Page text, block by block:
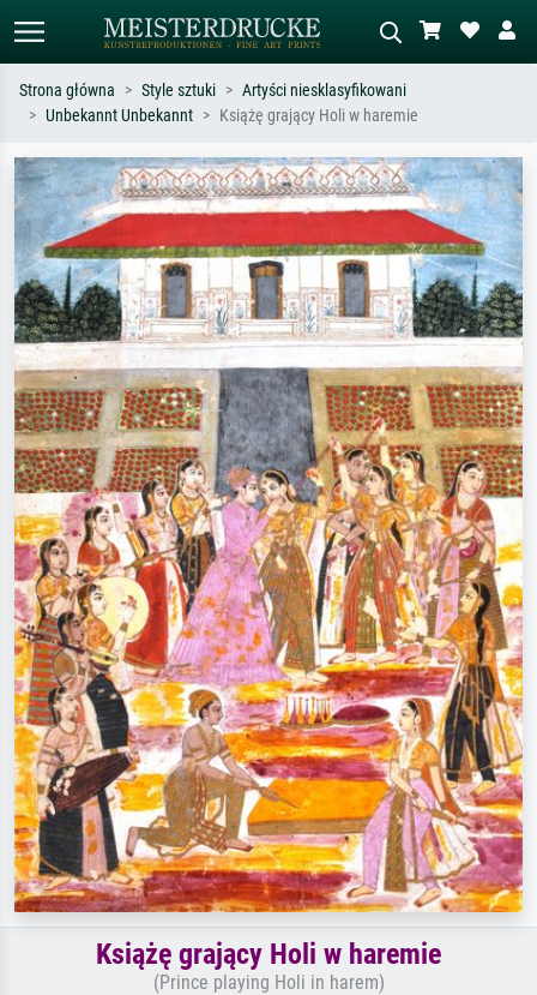
Szukaj wg artysty, tytułu lub stylu – np.
Monet, Gwiaździsta noc,
impresjonizm, fala Hokusaia, akt.
Opisz scenę – np. zielona łąka,
abstrakcja z czerwienią, ciemny olej,
stojący akt obok drzewa.
Strona główna Style sztuki
Artyści niesklasyfikowani
Unbekannt Unbekannt
Książę grający Holi w haremie
Książę grający Holi w haremie
(Prince playing Holi in harem)